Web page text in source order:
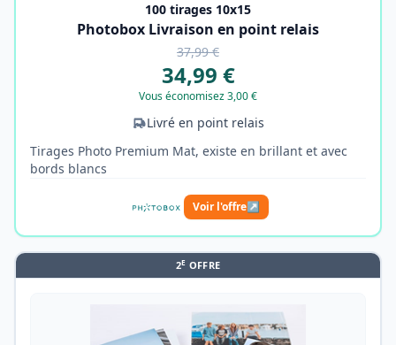
100 tirages 10x15
Photobox Livraison en point relais
37,99 €
34,99 €
Vous économisez 3,00 €
Livré en point relais
Tirages Photo Premium Mat, existe en brillant et avec
bords blancs
Voir l'offre↗
2E OFFRE